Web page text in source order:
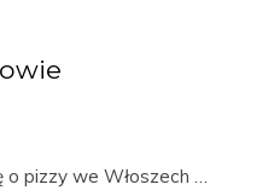
o pizzy we Włoszech …